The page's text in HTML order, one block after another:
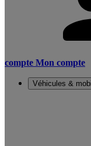
compte Mon compte
Véhicules &